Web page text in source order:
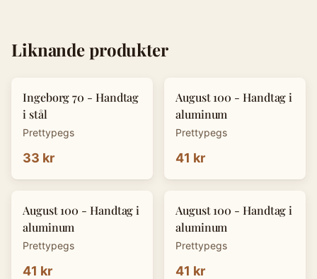
Liknande produkter
Ingeborg 70 - Handtag
i stål
Prettypegs
33 kr
August 100 - Handtag i
aluminum
Prettypegs
41 kr
August 100 - Handtag i
aluminum
Prettypegs
41 kr
August 100 - Handtag i
aluminum
Prettypegs
41 kr